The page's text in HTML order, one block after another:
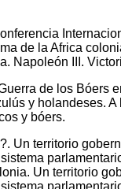
de la Africa
Napoleón III.
de los Bóers
y holandeses. A
y bóers.
Un territorio
Un territorio